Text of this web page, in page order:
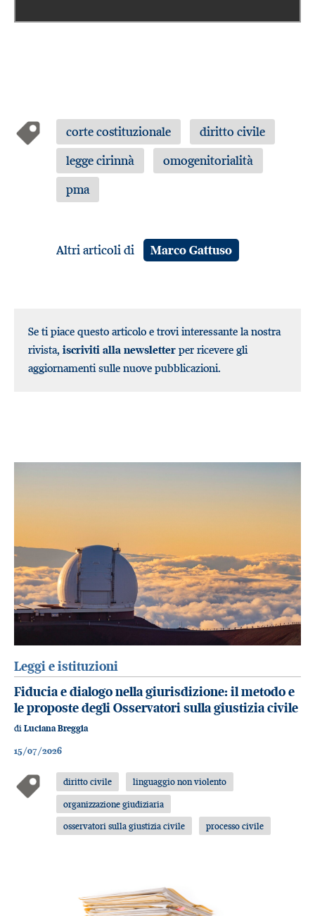
corte costituzionale
diritto civile
legge cirinnà
omogenitorialità
pma
Altri articoli di Marco Gattuso
Se ti piace questo articolo e trovi interessante la nostra
rivista, iscriviti alla newsletter per ricevere gli
aggiornamenti sulle nuove pubblicazioni.
Leggi e istituzioni
Fiducia e dialogo nella giurisdizione: il metodo e
le proposte degli Osservatori sulla giustizia civile
di Luciana Breggia
15/07/2026
diritto civile
linguaggio non violento
organizzazione giudiziaria
osservatori sulla giustizia civile
processo civile